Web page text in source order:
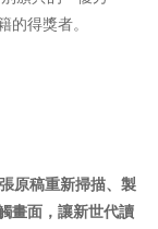
的得獎者。
原稿重新掃描、製
畫面 ，讓新世代讀